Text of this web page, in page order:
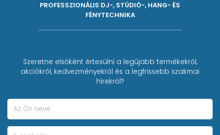
PROFESSZIONÁLIS DJ-, STÚDIÓ-, HANG- ÉS
FÉNYTECHNIKA
Szeretne elsőként értesülni a legújabb termékekről,
akciókról, kedvezményekről és a legfrissebb szakmai
hírekről?